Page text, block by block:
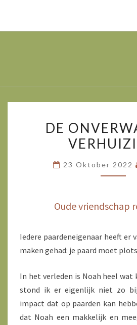
DE
23 Oktober 2022
Oude vriendschap
Iedere paardeneigenaar heeft er
maken gehad: je paard moet
In het verleden is Noah heel wat
stond ik er eigenlijk niet zo
impact dat op paarden kan
dat Noah een makkelijk en